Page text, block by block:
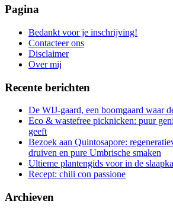
zoeken
Pagina
Bedankt voor je inschrijving!
Contacteer ons
Disclaimer
Over mij
Recente berichten
De WIJ-gaard, een boomgaard waar
Eco & wastefree picknicken: puur
geeft
Bezoek aan Quintosapore:
druiven en pure Umbrische smaken
Ultieme plantengids voor in de
Recept: chili con passione
Archieven